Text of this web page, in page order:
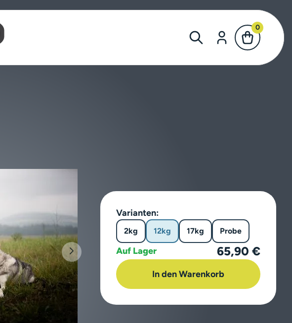
0
Varianten:
2kg 12kg 17kg Probe
Auf Lager 65,90 €
In den Warenkorb